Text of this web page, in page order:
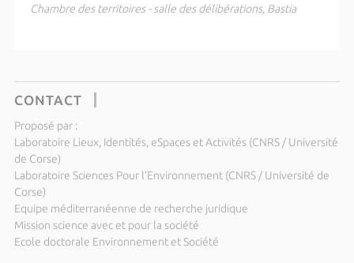
Chambre des territoires - salle des délibérations, Bastia
CONTACT
Proposé par :
Laboratoire Lieux, Identités, eSpaces et Activités (CNRS / Université
de Corse)
Laboratoire Sciences Pour l'Environnement (CNRS / Université de
Corse)
Equipe méditerranéenne de recherche juridique
Mission science avec et pour la société
Ecole doctorale Environnement et Société